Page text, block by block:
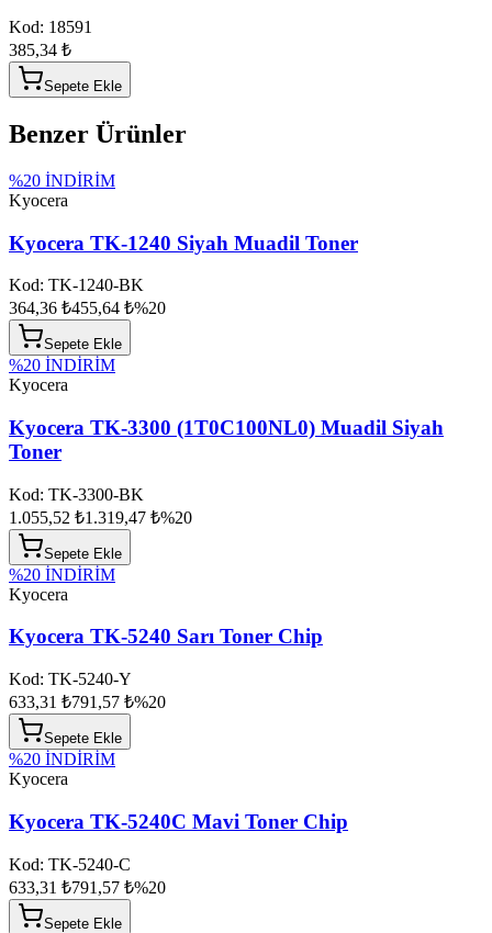
Kod: 18591
385,34 ₺
Sepete Ekle
Benzer Ürünler
%20 İNDİRİM
Kyocera
Kyocera TK-1240 Siyah Muadil Toner
Kod: TK-1240-BK
364,36 ₺455,64 ₺%20
Sepete Ekle
%20 İNDİRİM
Kyocera
Kyocera TK-3300 (1T0C100NL0) Muadil Siyah
Toner
Kod: TK-3300-BK
1.055,52 ₺1.319,47 ₺%20
Sepete Ekle
%20 İNDİRİM
Kyocera
Kyocera TK-5240 Sarı Toner Chip
Kod: TK-5240-Y
633,31 ₺791,57 ₺%20
Sepete Ekle
%20 İNDİRİM
Kyocera
Kyocera TK-5240C Mavi Toner Chip
Kod: TK-5240-C
633,31 ₺791,57 ₺%20
Sepete Ekle